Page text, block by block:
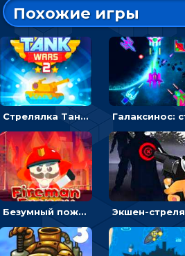
Похожие игры
Стрелялка Танковые войны: бить по танку врага, чтобы уничтожить зло
Безумный пожарный: направлять шланг, чтобы тушить горящие бревна